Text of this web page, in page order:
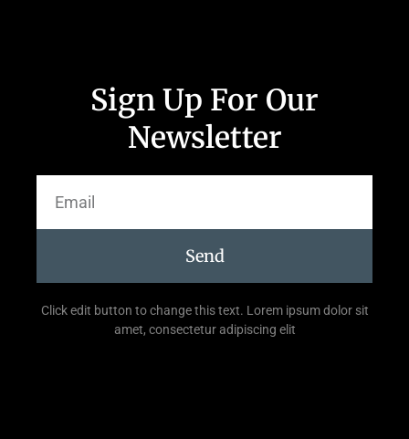
Sign Up For Our
Newsletter
Send
Click edit button to change this text. Lorem ipsum dolor sit
amet, consectetur adipiscing elit